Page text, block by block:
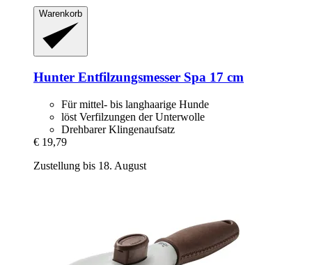
Warenkorb
Hunter Entfilzungsmesser Spa 17 cm
Für mittel- bis langhaarige Hunde
löst Verfilzungen der Unterwolle
Drehbarer Klingenaufsatz
€ 19,79
Zustellung bis 18. August